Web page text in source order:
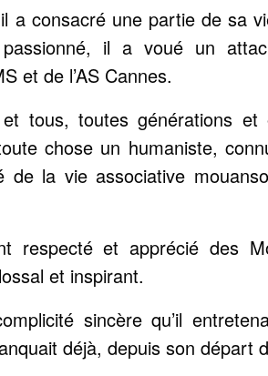
a consacré une partie de sa
il a voué un
et de l’AS Cannes.
tous, toutes générations et
chose un humaniste,
de la vie associative
respecté et apprécié des
et inspirant.
sincère qu’il
déjà, depuis son départ